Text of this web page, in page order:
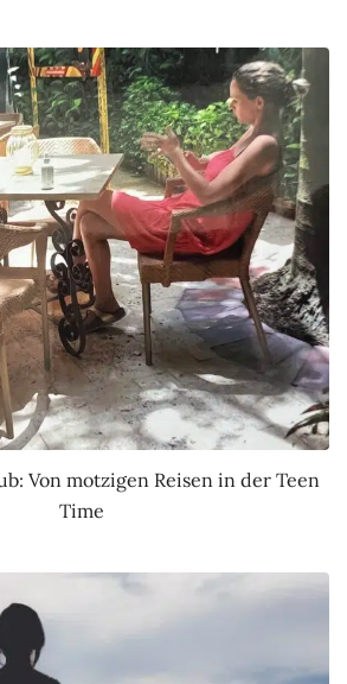
Von motzigen Reisen in der Teen
Time